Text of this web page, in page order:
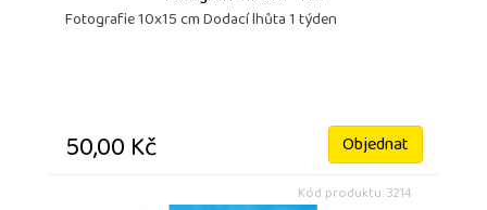
Fotografie 10x15 cm Dodací lhůta 1 týden
50,00 Kč Objednat
Kód produktu: 3214